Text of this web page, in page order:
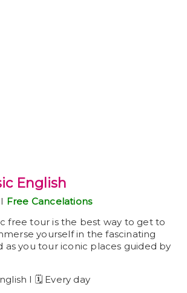
English
Free Cancelations
free tour is the best way to get to
yourself in the fascinating
as you tour iconic places guided by
I 🗓️ Every day